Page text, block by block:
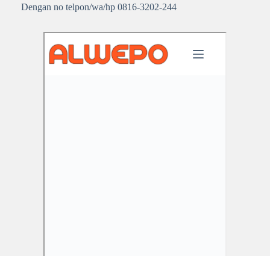
Dengan no telpon/wa/hp 0816-3202-244